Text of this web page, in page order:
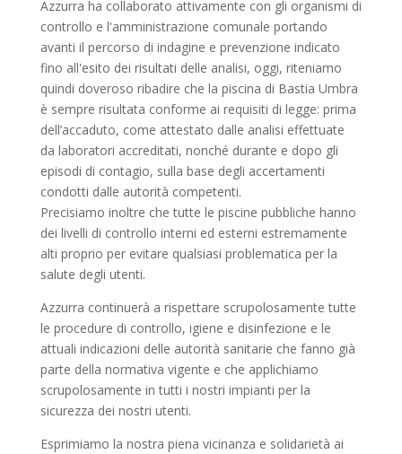
Azzurra ha collaborato attivamente con gli organismi di
controllo e l'amministrazione comunale portando
avanti il percorso di indagine e prevenzione indicato
fino all'esito dei risultati delle analisi, oggi, riteniamo
quindi doveroso ribadire che la piscina di Bastia Umbra
è sempre risultata conforme ai requisiti di legge: prima
dell’accaduto, come attestato dalle analisi effettuate
da laboratori accreditati, nonché durante e dopo gli
episodi di contagio, sulla base degli accertamenti
condotti dalle autorità competenti.
Precisiamo inoltre che tutte le piscine pubbliche hanno
dei livelli di controllo interni ed esterni estremamente
alti proprio per evitare qualsiasi problematica per la
salute degli utenti.
Azzurra continuerà a rispettare scrupolosamente tutte
le procedure di controllo, igiene e disinfezione e le
attuali indicazioni delle autorità sanitarie che fanno già
parte della normativa vigente e che applichiamo
scrupolosamente in tutti i nostri impianti per la
sicurezza dei nostri utenti.
Esprimiamo la nostra piena vicinanza e solidarietà ai